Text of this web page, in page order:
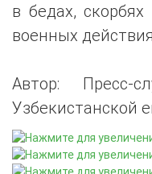
в бедах,
военных
Автор: Пресс-
Узбекистанской